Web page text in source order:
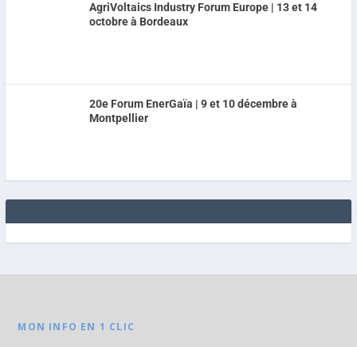
AgriVoltaics Industry Forum Europe | 13 et 14
octobre à Bordeaux
20e Forum EnerGaïa | 9 et 10 décembre à
Montpellier
MON INFO EN 1 CLIC